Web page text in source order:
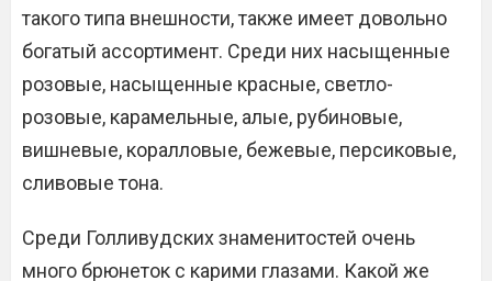
такого типа внешности, также имеет довольно
богатый ассортимент. Среди них насыщенные
розовые, насыщенные красные, светло-
розовые, карамельные, алые, рубиновые,
вишневые, коралловые, бежевые, персиковые,
сливовые тона.
Среди Голливудских знаменитостей очень
много брюнеток с карими глазами. Какой же